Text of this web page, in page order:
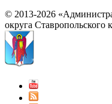
© 2013-2026
округа Ставропольского